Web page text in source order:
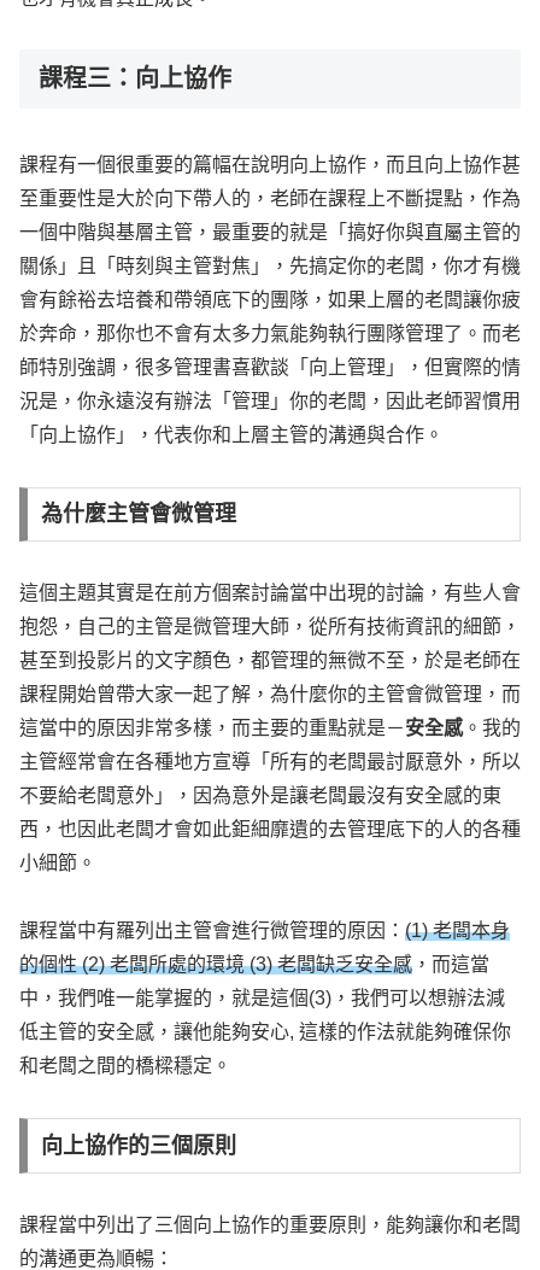
課程三：向上協作
課程有一個很重要的篇幅在說明向上協作，而且向上協作甚
至重要性是大於向下帶人的，老師在課程上不斷提點，作為
一個中階與基層主管，最重要的就是「搞好你與直屬主管的
關係」且「時刻與主管對焦」，先搞定你的老闆，你才有機
會有餘裕去培養和帶領底下的團隊，如果上層的老闆讓你疲
於奔命，那你也不會有太多力氣能夠執行團隊管理了。而老
師特別強調，很多管理書喜歡談「向上管理」，但實際的情
況是，你永遠沒有辦法「管理」你的老闆，因此老師習慣用
「向上協作」，代表你和上層主管的溝通與合作。
為什麼主管會微管理
這個主題其實是在前方個案討論當中出現的討論，有些人會
抱怨，自己的主管是微管理大師，從所有技術資訊的細節，
甚至到投影片的文字顏色，都管理的無微不至，於是老師在
課程開始曾帶大家一起了解，為什麼你的主管會微管理，而
這當中的原因非常多樣，而主要的重點就是－安全感。我的
主管經常會在各種地方宣導「所有的老闆最討厭意外，所以
不要給老闆意外」，因為意外是讓老闆最沒有安全感的東
西，也因此老闆才會如此鉅細靡遺的去管理底下的人的各種
小細節。
課程當中有羅列出主管會進行微管理的原因： (1) 老闆本身
的個性 (2) 老闆所處的環境 (3) 老闆缺乏安全感 ，而這當
中，我們唯一能掌握的，就是這個(3)，我們可以想辦法減
低主管的安全感，讓他能夠安心, 這樣的作法就能夠確保你
和老闆之間的橋樑穩定。
向上協作的三個原則
課程當中列出了三個向上協作的重要原則，能夠讓你和老闆
的溝通更為順暢：